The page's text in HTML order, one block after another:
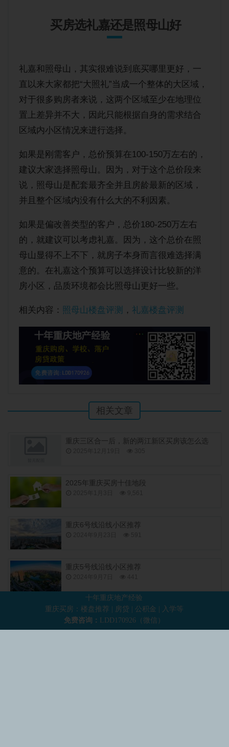
买房选礼嘉还是照母山好
礼嘉和照母山，其实很难说到底买哪里更好，一
直以来大家都把“大照礼”当成一个整体的大区域，
对于很多购房者来说，这两个区域至少在地理位
置上差异并不大，因此只能根据自身的需求结合
区域内小区情况来进行选择。
如果是刚需客户，总价预算在100-150万左右的，
建议大家选择照母山。因为，对于这个总价段来
说，照母山是配套最齐全并且房龄最新的区域，
并且整个区域内没有什么大的不利因素。
如果是偏改善类型的客户，总价180-250万左右
的，就建议可以考虑礼嘉。因为，这个总价在照
母山显得不上不下，就房子本身而言很难选择满
意的。在礼嘉这个预算可以选择设计比较新的洋
房小区，品质环境都会比照母山更好一些。
相关内容： 照母山楼盘评测 ， 礼嘉楼盘评测
相关文章
重庆三区合一后，新的两江新区买房该怎么选
2025年重庆买房十佳地段
重庆6号线沿线小区推荐
重庆5号线沿线小区推荐
上一篇：
渝北房子买哪个位置好？
照母山楼盘推荐：兼顾价格、地段、交通、品质4大方面
十年重庆地产经验
重庆买房：楼盘推荐 | 房贷 | 公积金 | 入学等
免费咨询： LDD170926（微信）